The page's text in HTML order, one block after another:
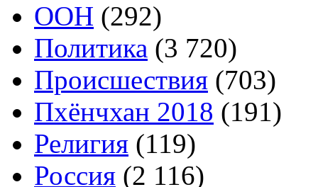
ООН (292)
Политика (3 720)
Происшествия (703)
Пхёнчхан 2018 (191)
Религия (119)
Россия (2 116)